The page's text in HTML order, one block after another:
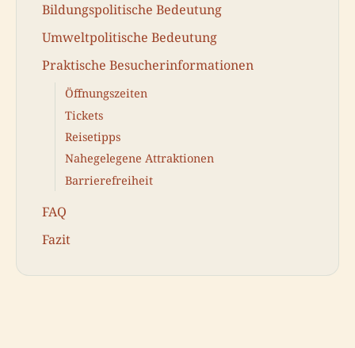
Bildungspolitische Bedeutung
Umweltpolitische Bedeutung
Praktische Besucherinformationen
Öffnungszeiten
Tickets
Reisetipps
Nahegelegene Attraktionen
Barrierefreiheit
FAQ
Fazit